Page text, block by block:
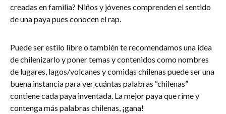
creadas en familia? Niños y jóvenes comprenden el sentido
de una paya pues conocen el rap.
Puede ser estilo libre o también te recomendamos una idea
de chilenizarlo y poner temas y contenidos como nombres
de lugares, lagos/volcanes y comidas chilenas puede ser una
buena instancia para ver cuántas palabras “chilenas”
contiene cada paya inventada. La mejor paya que rime y
contenga más palabras chilenas, ¡gana!